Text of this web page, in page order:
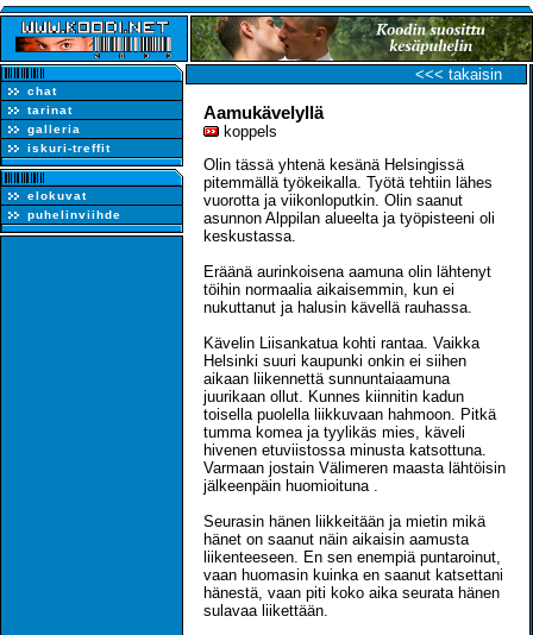
chat
tarinat
galleria
iskuri-treffit
elokuvat
puhelinviihde
<<< takaisin
Aamukävelyllä
koppels
Olin tässä yhtenä kesänä Helsingissä
pitemmällä työkeikalla. Työtä tehtiin lähes
vuorotta ja viikonloputkin. Olin saanut
asunnon Alppilan alueelta ja työpisteeni oli
keskustassa.
Eräänä aurinkoisena aamuna olin lähtenyt
töihin normaalia aikaisemmin, kun ei
nukuttanut ja halusin kävellä rauhassa.
Kävelin Liisankatua kohti rantaa. Vaikka
Helsinki suuri kaupunki onkin ei siihen
aikaan liikennettä sunnuntaiaamuna
juurikaan ollut. Kunnes kiinnitin kadun
toisella puolella liikkuvaan hahmoon. Pitkä
tumma komea ja tyylikäs mies, käveli
hivenen etuviistossa minusta katsottuna.
Varmaan jostain Välimeren maasta lähtöisin
jälkeenpäin huomioituna .
Seurasin hänen liikkeitään ja mietin mikä
hänet on saanut näin aikaisin aamusta
liikenteeseen. En sen enempiä puntaroinut,
vaan huomasin kuinka en saanut katsettani
hänestä, vaan piti koko aika seurata hänen
sulavaa liikettään.